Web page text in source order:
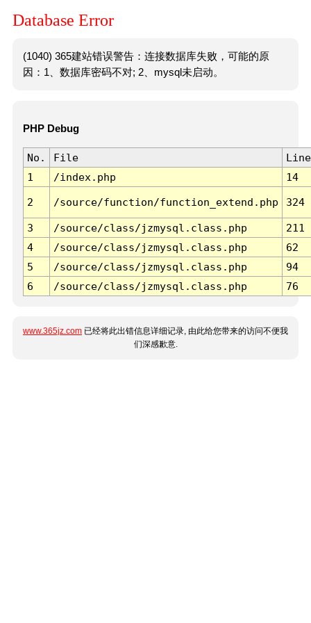
Database Error
(1040) 365建站错误警告：连接数据库失败，可能的原
因：1、数据库密码不对; 2、mysql未启动。
PHP Debug
No. File
Line
1
/index.php 14
2 /source/function/function_extend.php 324
3 /source/class/jzmysql.class.php
211
4
/source/class/jzmysql.class.php
62
5
/source/class/jzmysql.class.php
94
6
/source/class/jzmysql.class.php 76
www.365jz.com 已经将此出错信息详细记录, 由此给您带来的访问不便我
们深感歉意.